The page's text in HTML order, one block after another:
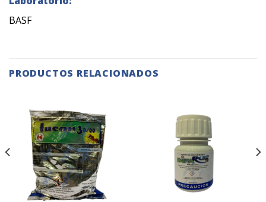
BASF
PRODUCTOS RELACIONADOS